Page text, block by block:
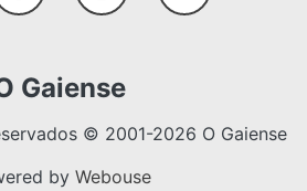
Gaiense
© 2001-2026 O Gaiense
by Webouse